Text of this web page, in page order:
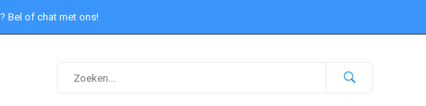
Bel of chat met ons!